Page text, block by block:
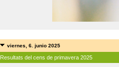
viernes, 6. junio 2025
Resultats del cens de primavera 2025